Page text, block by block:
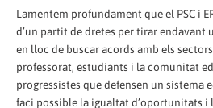
Lamentem profundament que el PSC i
d’un partit de dretes per tirar endavant
en lloc de buscar acords amb els
professorat, estudiants i la comunitat
progressistes que defensen un sistema
faci possible la igualtat d’oportunitats i